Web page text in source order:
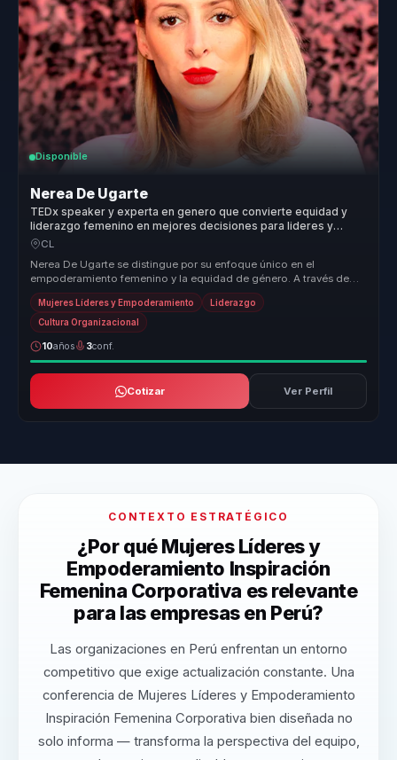
Disponible
Nerea De Ugarte
TEDx speaker y experta en genero que convierte equidad y
liderazgo femenino en mejores decisiones para lideres y
organizaciones.
CL
Nerea De Ugarte se distingue por su enfoque único en el
empoderamiento femenino y la equidad de género. A través de
sus conferencias, ofr...
Mujeres Líderes y Empoderamiento Liderazgo
Cultura Organizacional
10años 3conf.
Cotizar Ver Perfil
CONTEXTO ESTRATÉGICO
¿Por qué Mujeres Líderes y
Empoderamiento Inspiración
Femenina Corporativa es relevante
para las empresas en Perú?
Las organizaciones en Perú enfrentan un entorno
competitivo que exige actualización constante. Una
conferencia de Mujeres Líderes y Empoderamiento
Inspiración Femenina Corporativa bien diseñada no
solo informa — transforma la perspectiva del equipo,